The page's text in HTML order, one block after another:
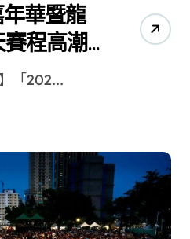
華暨龍
程高潮
】「202...